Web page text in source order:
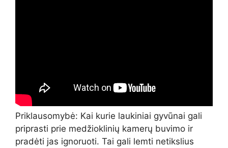
Priklausomybė: Kai kurie laukiniai gyvūnai gali
priprasti prie medžioklinių kamerų buvimo ir
pradėti jas ignoruoti. Tai gali lemti netikslius